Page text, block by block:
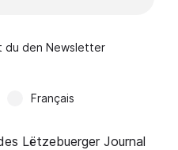
du den Newsletter
Français
Lëtzebuerger Journal